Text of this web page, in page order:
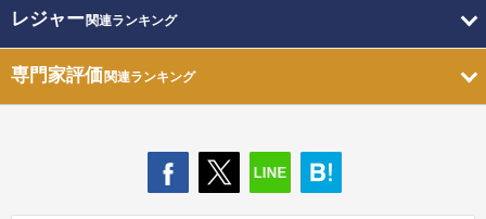
レジャー関連ランキング
専門家評価関連ランキング